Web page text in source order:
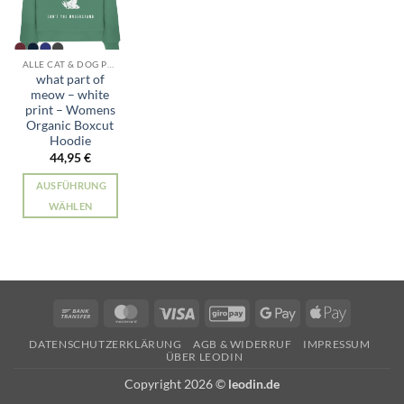
ALLE CAT & DOG PRODUKTE
what part of
meow – white
print – Womens
Organic Boxcut
Hoodie
44,95€
AUSFÜHRUNG
WÄHLEN
mehrere
Varianten
auf.
Die
Bank
MasterCardVisa GiroPay Google
Apple
DATENSCHUTZERKLÄRUNG AGB & WIDERRUF
IMPRESSUM
ÜBER LEODIN
Copyright 2026 © leodin.de